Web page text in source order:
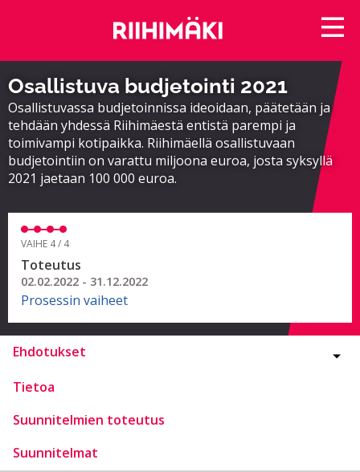
Osallistuva budjetointi 2021
Osallistuvassa budjetoinnissa ideoidaan, päätetään ja
tehdään yhdessä Riihimäestä entistä parempi ja
toimivampi kotipaikka. Riihimäellä osallistuvaan
budjetointiin on varattu miljoona euroa, josta syksyllä
2021 jaetaan 100 000 euroa.
VAIHE 4 / 4
Toteutus
02.02.2022 - 31.12.2022
Prosessin vaiheet
Ehdotukset
Tietoa
Suunnitelmien toteutus
Suunnitelmat